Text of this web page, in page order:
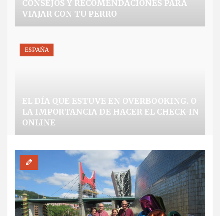
CONSEJOS Y RECOMENDACIONES PARA
VIAJAR CON TU PERRO
EL DÍA QUE ESTUVE EN OVERBOOKING. O
LA IMPORTANCIA DE HACER EL CHECK-IN
ONLINE
ESPAÑA